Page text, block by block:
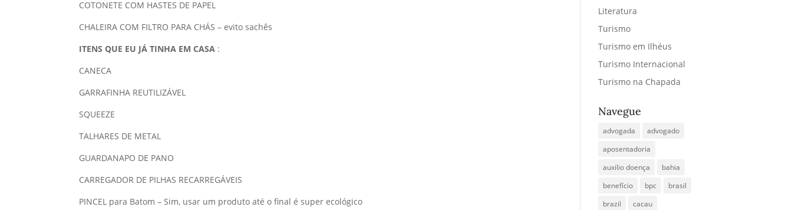
COTONETE COM HASTES DE PAPEL
CHALEIRA COM FILTRO PARA CHÁS – evito sachês
ITENS QUE EU JÁ TINHA EM CASA :
CANECA
GARRAFINHA REUTILIZÁVEL
SQUEEZE
TALHARES DE METAL
GUARDANAPO DE PANO
CARREGADOR DE PILHAS RECARREGÁVEIS
PINCEL para Batom – Sim, usar um produto até o final é super ecológico
Literatura
Turismo
Turismo em Ilhéus
Turismo Internacional
Turismo na Chapada
Navegue
advogada
advogado
aposentadoria
auxilio doença
bahia
benefício
bpc
brasil
brazil
cacau